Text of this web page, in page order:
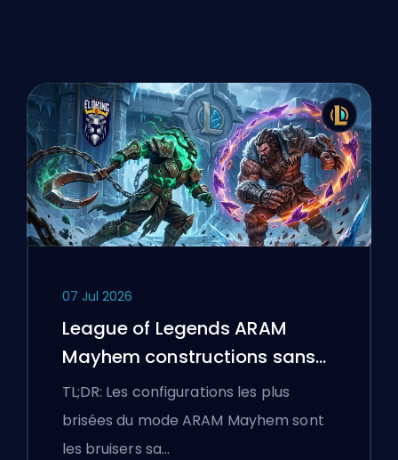
07 Jul 2026
League of Legends ARAM
Mayhem constructions sans
bottes
TL;DR: Les configurations les plus
brisées du mode ARAM Mayhem sont
les bruisers sa…